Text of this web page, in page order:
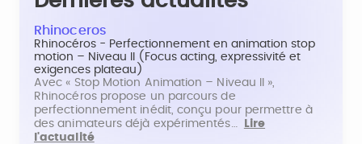
Rhinoceros
Rhinocéros - Perfectionnement en animation stop
motion – Niveau II (Focus acting, expressivité et
exigences plateau)
Avec « Stop Motion Animation – Niveau II »,
Rhinocéros propose un parcours de
perfectionnement inédit, conçu pour permettre à
des animateurs déjà expérimentés…
Lire
l'actualité